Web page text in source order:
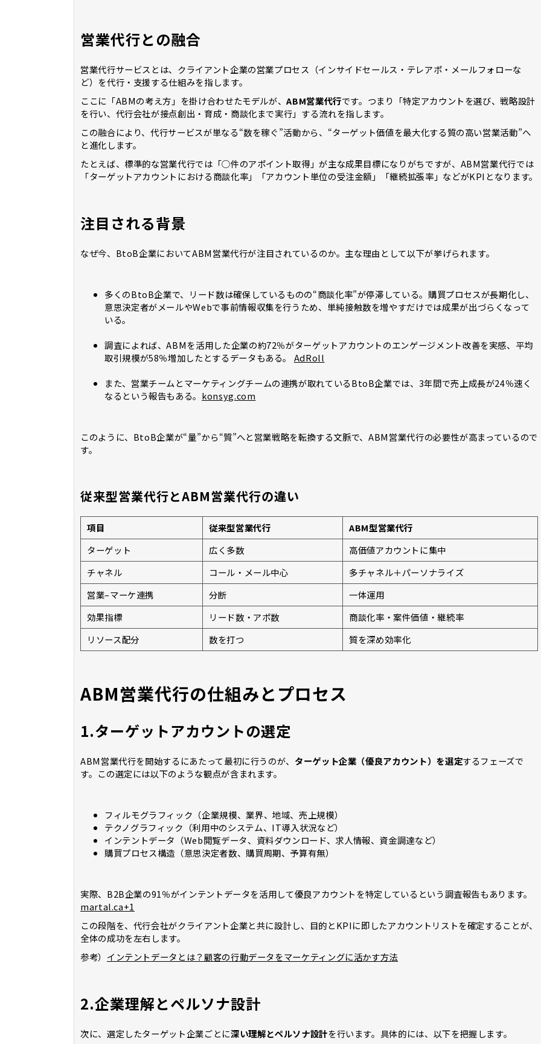
営業代行との融合
営業代行サービスとは、クライアント企業の営業プロセス（インサイドセールス・テレアポ・メールフォローな
ど）を代行・支援する仕組みを指します。
ここに「ABMの考え方」を掛け合わせたモデルが、ABM営業代行です。つまり「特定アカウントを選び、戦略設計
を行い、代行会社が接点創出・育成・商談化まで実行」する流れを指します。
この融合により、代行サービスが単なる“数を稼ぐ”活動から、“ターゲット価値を最大化する質の高い営業活動”へ
と進化します。
たとえば、標準的な営業代行では「○件のアポイント取得」が主な成果目標になりがちですが、ABM営業代行では
「ターゲットアカウントにおける商談化率」「アカウント単位の受注金額」「継続拡張率」などがKPIとなります。
注目される背景
なぜ今、BtoB企業においてABM営業代行が注目されているのか。主な理由として以下が挙げられます。
多くのBtoB企業で、リード数は確保しているものの“商談化率”が停滞している。購買プロセスが長期化し、
意思決定者がメールやWebで事前情報収集を行うため、単純接触数を増やすだけでは成果が出づらくなって
いる。
調査によれば、ABMを活用した企業の約72％がターゲットアカウントのエンゲージメント改善を実感、平均
取引規模が58％増加したとするデータもある。 AdRoll
また、営業チームとマーケティングチームの連携が取れているBtoB企業では、3年間で売上成長が24％速く
なるという報告もある。 konsyg.com
このように、BtoB企業が“量”から“質”へと営業戦略を転換する文脈で、ABM営業代行の必要性が高まっているので
す。
従来型営業代行とABM営業代行の違い
項目 従来型営業代行
ABM型営業代行
ターゲット
広く多数
高価値アカウントに集中
チャネル
コール・メール中心
多チャネル＋パーソナライズ
営業–マーケ連携
分断
一体運用
効果指標
リード数・アポ数
商談化率・案件価値・継続率
リソース配分
数を打つ 質を深め効率化
ABM営業代行の仕組みとプロセス
1.ターゲットアカウントの選定
ABM営業代行を開始するにあたって最初に行うのが、 ターゲット企業（優良アカウント）を選定するフェーズで
す。この選定には以下のような観点が含まれます。
フィルモグラフィック（企業規模、業界、地域、売上規模）
テクノグラフィック（利用中のシステム、IT導入状況など）
インテントデータ（Web閲覧データ、資料ダウンロード、求人情報、資金調達など）
購買プロセス構造（意思決定者数、購買周期、予算有無）
実際、B2B企業の91％がインテントデータを活用して優良アカウントを特定しているという調査報告もあります。
martal.ca+1
この段階を、代行会社がクライアント企業と共に設計し、目的とKPIに即したアカウントリストを確定することが、
全体の成功を左右します。
参考） インテントデータとは？顧客の行動データをマーケティングに活かす方法
2.企業理解とペルソナ設計
次に、選定したターゲット企業ごとに深い理解とペルソナ設計を行います。具体的には、以下を把握します。